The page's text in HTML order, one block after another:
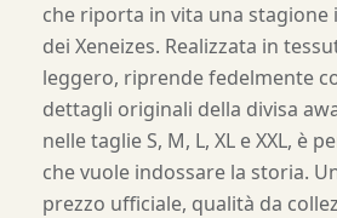
che riporta in vita una
dei Xeneizes. Realizzata in
leggero, riprende fedelmente
dettagli originali della divisa
nelle taglie S, M, L, XL e XXL, è
che vuole indossare la storia.
prezzo ufficiale, qualità da